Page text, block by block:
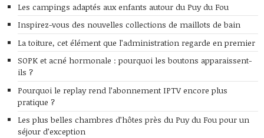
Les campings adaptés aux enfants autour du Puy du Fou
Inspirez-vous des nouvelles collections de maillots de bain
La toiture, cet élément que l’administration regarde en premier
SOPK et acné hormonale : pourquoi les boutons apparaissent-
ils ?
Pourquoi le replay rend l’abonnement IPTV encore plus
pratique ?
Les plus belles chambres d’hôtes près du Puy du Fou pour un
séjour d’exception